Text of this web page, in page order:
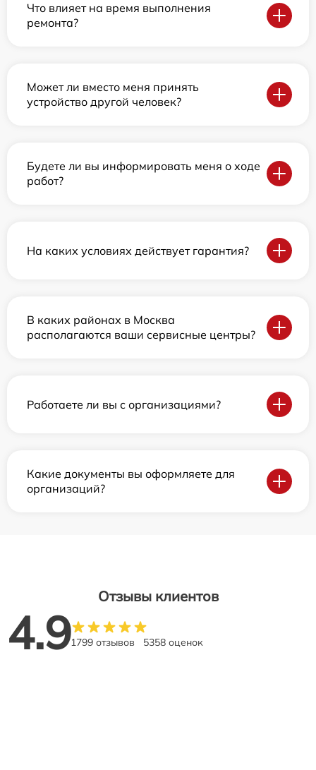
Что влияет на время выполнения
ремонта?
Может ли вместо меня принять
устройство другой человек?
Будете ли вы информировать меня о ходе
работ?
На каких условиях действует гарантия?
В каких районах в Москва
располагаются ваши сервисные центры?
Работаете ли вы с организациями?
Какие документы вы оформляете для
организаций?
Отзывы клиентов
4.91799 отзывов 5358 оценок